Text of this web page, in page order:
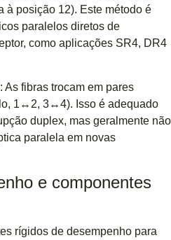
à posição 12). Este método é
paralelos diretos de
como aplicações SR4, DR4
: As fibras trocam em pares
1↔2, 3↔4). Isso é adequado
duplex, mas geralmente não
paralela em novas
e componentes
rígidos de desempenho para